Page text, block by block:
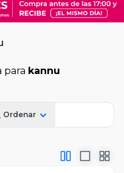
para kannu
Ordenar